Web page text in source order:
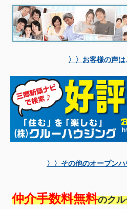
〉〉お客様の声
〉〉その他のオープン
仲介手数料無料のク